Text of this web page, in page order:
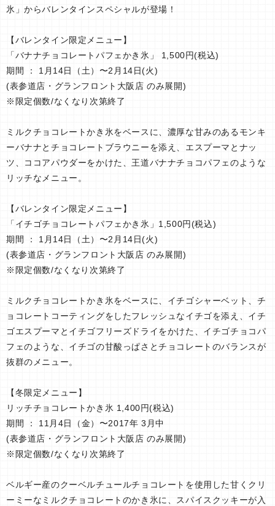
氷」からバレンタインスペシャルが登場！
【バレンタイン限定メニュー】
「バナナチョコレートパフェかき氷」 1,500円(税込)
期間 ： 1月14日（土）〜2月14日(火)
(表参道店・グランフロント大阪店 のみ展開)
※限定個数/なくなり次第終了
ミルクチョコレートかき氷をベースに、濃厚な甘みのあるモンキ
ーバナナとチョコレートブラウニーを添え、エスプーマとナッ
ツ、ココアパウダーをかけた、王道バナナチョコパフェのような
リッチなメニュー。
【バレンタイン限定メニュー】
「イチゴチョコレートパフェかき氷」1,500円(税込)
期間 ： 1月14日（土）〜2月14日(火)
(表参道店・グランフロント大阪店 のみ展開)
※限定個数/なくなり次第終了
ミルクチョコレートかき氷をベースに、イチゴシャーベット、チ
ョコレートコーティングをしたフレッシュなイチゴを添え、イチ
ゴエスプーマとイチゴフリーズドライをかけた、イチゴチョコパ
フェのような、イチゴの甘酸っぱさとチョコレートのバランスが
抜群のメニュー。
【冬限定メニュー】
リッチチョコレートかき氷 1,400円(税込)
期間 ： 11月4日（金）〜2017年 3月中
(表参道店・グランフロント大阪店 のみ展開)
※限定個数/なくなり次第終了
ベルギー産のクーベルチュールチョコレートを使用した甘くクリ
ーミーなミルクチョコレートのかき氷に、スパイスクッキーが入